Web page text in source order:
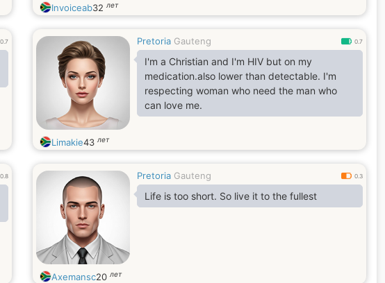
Invoiceab32 лет
0.7 Pretoria Gauteng 0.7
I'm a Christian and I'm HIV but on my
medication.also lower than detectable. I'm
respecting woman who need the man who
can love me.
Limakie43 лет
0.8 Pretoria Gauteng 0.3
Life is too short. So live it to the fullest
Axemansc20 лет